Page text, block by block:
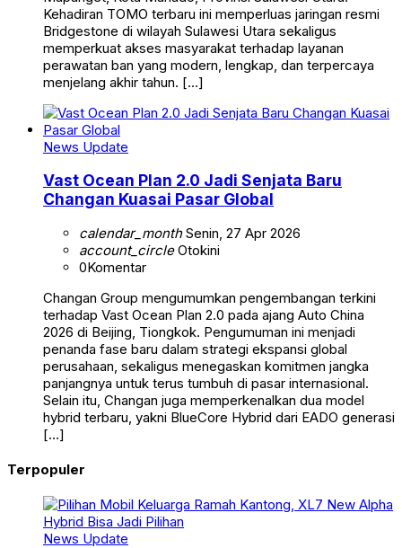
Kehadiran TOMO terbaru ini memperluas jaringan resmi
Bridgestone di wilayah Sulawesi Utara sekaligus
memperkuat akses masyarakat terhadap layanan
perawatan ban yang modern, lengkap, dan terpercaya
menjelang akhir tahun. […]
News Update
Vast Ocean Plan 2.0 Jadi Senjata Baru
Changan Kuasai Pasar Global
calendar_monthSenin, 27 Apr 2026
account_circleOtokini
0Komentar
Changan Group mengumumkan pengembangan terkini
terhadap Vast Ocean Plan 2.0 pada ajang Auto China
2026 di Beijing, Tiongkok. Pengumuman ini menjadi
penanda fase baru dalam strategi ekspansi global
perusahaan, sekaligus menegaskan komitmen jangka
panjangnya untuk terus tumbuh di pasar internasional.
Selain itu, Changan juga memperkenalkan dua model
hybrid terbaru, yakni BlueCore Hybrid dari EADO generasi
[…]
Terpopuler
News Update